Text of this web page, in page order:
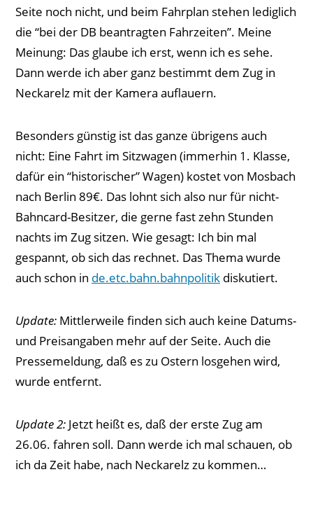
Seite noch nicht, und beim Fahrplan stehen lediglich
die “bei der DB beantragten Fahrzeiten”. Meine
Meinung: Das glaube ich erst, wenn ich es sehe.
Dann werde ich aber ganz bestimmt dem Zug in
Neckarelz mit der Kamera auflauern.
Besonders günstig ist das ganze übrigens auch
nicht: Eine Fahrt im Sitzwagen (immerhin 1. Klasse,
dafür ein “historischer” Wagen) kostet von Mosbach
nach Berlin 89€. Das lohnt sich also nur für nicht-
Bahncard-Besitzer, die gerne fast zehn Stunden
nachts im Zug sitzen. Wie gesagt: Ich bin mal
gespannt, ob sich das rechnet. Das Thema wurde
auch schon in de.etc.bahn.bahnpolitik diskutiert.
Update: Mittlerweile finden sich auch keine Datums-
und Preisangaben mehr auf der Seite. Auch die
Pressemeldung, daß es zu Ostern losgehen wird,
wurde entfernt.
Update 2: Jetzt heißt es, daß der erste Zug am
26.06. fahren soll. Dann werde ich mal schauen, ob
ich da Zeit habe, nach Neckarelz zu kommen…